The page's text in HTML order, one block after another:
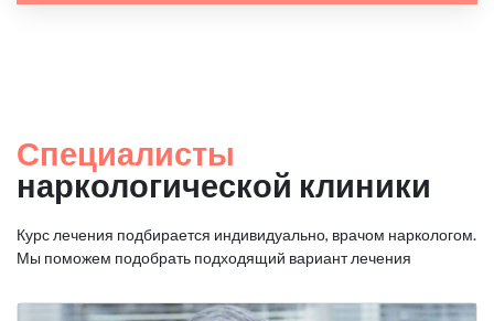
Специалисты
наркологической клиники
Курс лечения подбирается индивидуально, врачом наркологом.
Мы поможем подобрать подходящий вариант лечения